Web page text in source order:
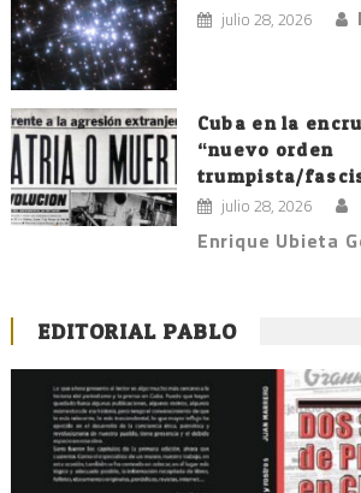
julio 28, 2026
Cuba en la
“nuevo orden
trumpista/
julio 28, 2026
Enrique Ubieta
EDITORIAL PABLO